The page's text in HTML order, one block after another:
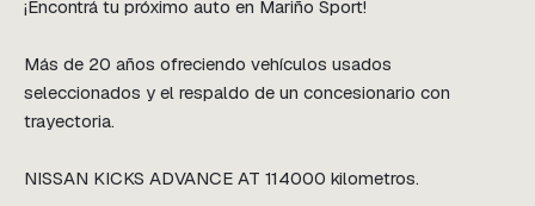
¡Encontrá tu próximo auto en Mariño Sport!
Más de 20 años ofreciendo vehículos usados
seleccionados y el respaldo de un concesionario con
trayectoria.
NISSAN KICKS ADVANCE AT 114000 kilometros.